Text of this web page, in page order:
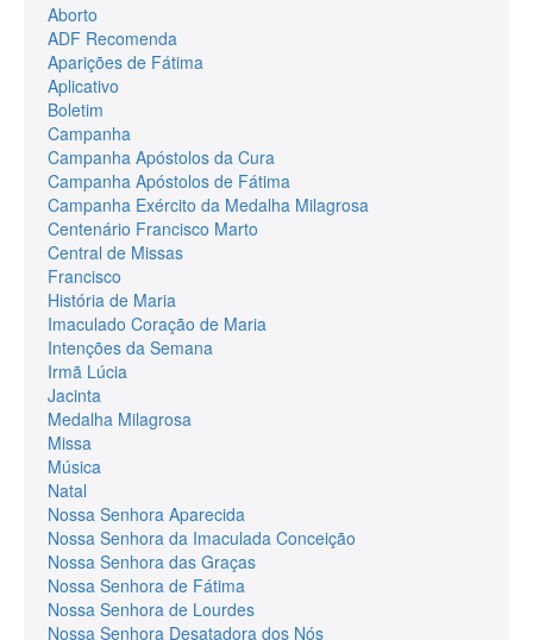
Aborto
ADF Recomenda
Aparições de Fátima
Aplicativo
Boletim
Campanha
Campanha Apóstolos da Cura
Campanha Apóstolos de Fátima
Campanha Exército da Medalha Milagrosa
Centenário Francisco Marto
Central de Missas
Francisco
História de Maria
Imaculado Coração de Maria
Intenções da Semana
Irmã Lúcia
Jacinta
Medalha Milagrosa
Missa
Música
Natal
Nossa Senhora Aparecida
Nossa Senhora da Imaculada Conceição
Nossa Senhora das Graças
Nossa Senhora de Fátima
Nossa Senhora de Lourdes
Nossa Senhora Desatadora dos Nós